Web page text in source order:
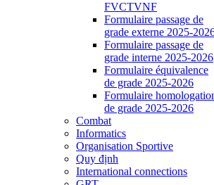
FVCTVNF
Formulaire passage de
grade externe 2025-
Formulaire passage de
grade interne 2025-2026
Formulaire équivalence
de grade 2025-2026
Formulaire
de grade 2025-2026
Combat
Informatics
Organisation Sportive
Quy định
International connections